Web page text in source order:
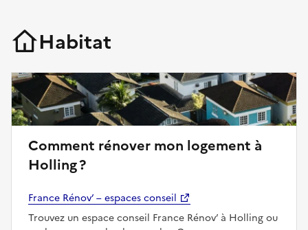
Habitat
Comment rénover mon logement à
Holling ?
France Rénov’ – espaces conseil
Trouvez un espace conseil France Rénov’ à Holling ou